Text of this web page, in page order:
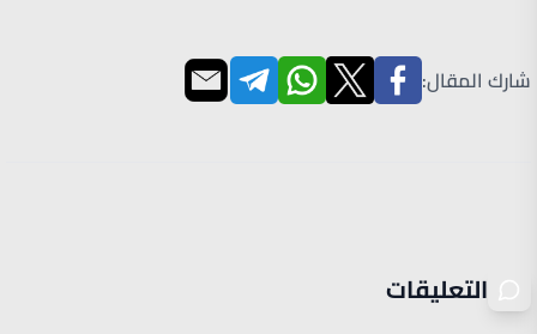
شارك المقال:
التعليقات